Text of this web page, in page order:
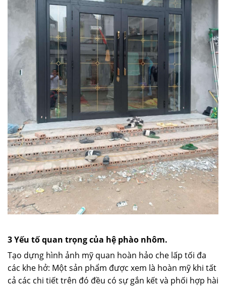
3 Yếu tố quan trọng của hệ phào nhôm.
Tạo dựng hình ảnh mỹ quan hoàn hảo che lấp tối đa
các khe hở: Một sản phẩm được xem là hoàn mỹ khi tất
cả các chi tiết trên đó đều có sự gắn kết và phối hợp hài